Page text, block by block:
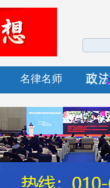
名律名师